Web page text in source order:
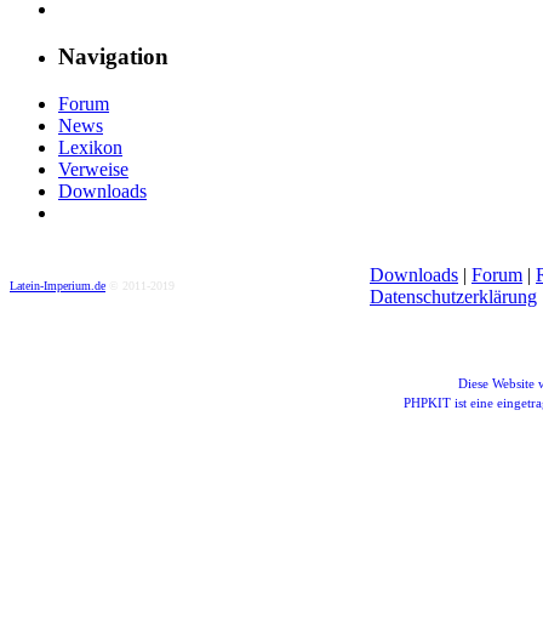
Navigation
Forum
News
Lexikon
Verweise
Downloads
Latein-Imperium.de © 2011-2019
Downloads | Forum |
Datenschutzerklärung
Diese Website
PHPKIT ist eine